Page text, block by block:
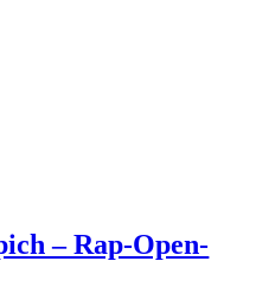
– Rap-Open-